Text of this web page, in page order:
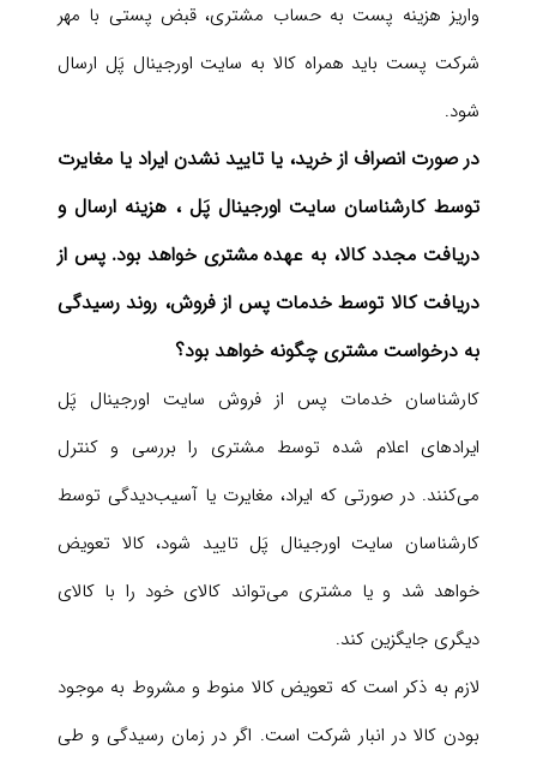
واریز هزینه پست به حساب مشتری، قبض پستی با مهر
شرکت پست باید همراه کالا به سایت اورجینال پَل ارسال
شود.
در صورت انصراف از خرید، یا تایید نشدن ایراد یا مغایرت
توسط کارشناسان سایت اورجینال پَل ، هزینه ارسال و
دریافت مجدد کالا، به عهده مشتری خواهد بود. پس از
دریافت کالا توسط خدمات پس از فروش، روند رسیدگی
به درخواست مشتری چگونه خواهد بود؟
کارشناسان خدمات پس از فروش سایت اورجینال پَل
ایرادهای اعلام شده توسط مشتری را بررسی و کنترل
می‌‏کنند. در صورتی که ایراد، مغایرت یا آسیب‌دیدگی توسط
کارشناسان سایت اورجینال پَل تایید شود، کالا تعویض
خواهد شد و یا مشتری می‌تواند کالای خود را با کالای
دیگری جایگزین کند.
لازم به ذکر است که تعویض کالا منوط و مشروط به موجود
بودن کالا در انبار شرکت است. اگر در زمان رسیدگی و طی